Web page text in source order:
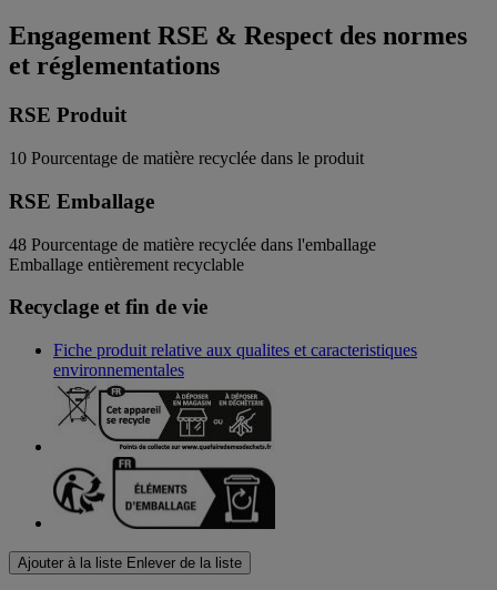
Engagement RSE & Respect des normes
et réglementations
RSE Produit
10 Pourcentage de matière recyclée dans le produit
RSE Emballage
48 Pourcentage de matière recyclée dans l'emballage
Emballage entièrement recyclable
Recyclage et fin de vie
Fiche produit relative aux qualites et caracteristiques
environnementales
Ajouter à la liste Enlever de la liste